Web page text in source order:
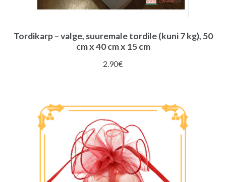
Tordikarp – valge, suuremale tordile (kuni 7 kg), 50
cm x 40 cm x 15 cm
2.90€